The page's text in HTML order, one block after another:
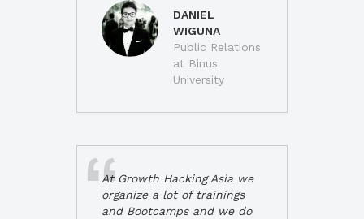
DANIEL
WIGUNA
Public Relations
at Binus
University
At Growth Hacking Asia we
organize a lot of trainings
and Bootcamps and we do